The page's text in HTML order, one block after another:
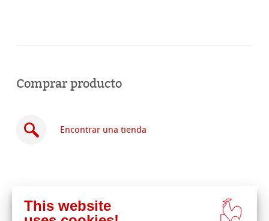
Comprar producto
Encontrar una tienda
Comprar
This website